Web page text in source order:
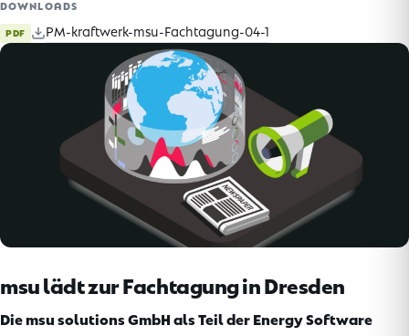
DOWNLOADS
PDF PM-kraftwerk-msu-Fachtagung-04-1
msu lädt zur Fachtagung in Dresden
Die msu solutions GmbH als Teil der Energy Software